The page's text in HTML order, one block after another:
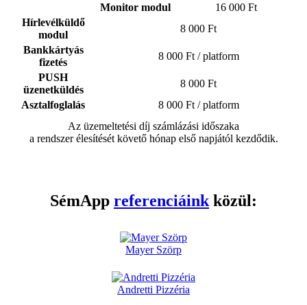
Monitor modul
16 000 Ft
Hírlevélküldő
modul
8 000 Ft
Bankkártyás
fizetés
8 000 Ft / platform
PUSH
üzenetküldés
8 000 Ft
Asztalfoglalás
8 000 Ft / platform
Az üzemeltetési díj számlázási időszaka
a rendszer élesítését követő hónap első napjától kezdődik.
SémApp referenciáink közül:
Mayer Szörp
Andretti Pizzéria